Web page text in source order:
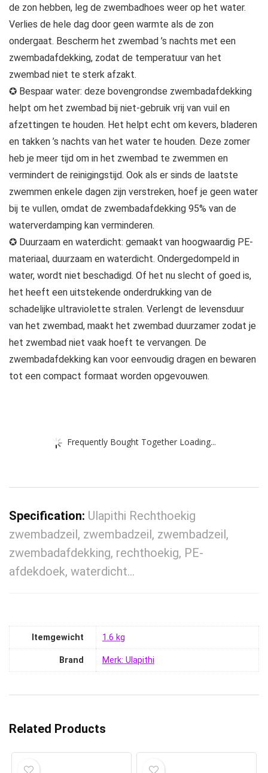
de zon hebben, leg de zwembadhoes weer op het water.
Verlies de hele dag door geen warmte als de zon
ondergaat. Bescherm het zwembad ’s nachts met een
zwembadafdekking, zodat de temperatuur van het
zwembad niet te sterk afzakt.
✪ Bespaar water: deze bovengrondse zwembadafdekking
helpt om het zwembad bij niet-gebruik vrij van vuil en
afzettingen te houden. Het helpt echt om kevers, bladeren
en takken ’s nachts van het water te houden. Deze zomer
heb je meer tijd om in het zwembad te zwemmen en
vermindert de reinigingstijd. Ook als er sinds de laatste
zwemmen enkele dagen zijn verstreken, hoef je geen water
bij te vullen, omdat de zwembadafdekking 95% van de
waterverdamping kan verminderen.
✪ Duurzaam en waterdicht: gemaakt van hoogwaardig PE-
materiaal, duurzaam en waterdicht. Ondergedompeld in
water, wordt niet beschadigd. Of het nu slecht of goed is,
het heeft een uitstekende onderdrukking van de
schadelijke ultraviolette stralen. Verlengt de levensduur
van het zwembad, maakt het zwembad duurzamer zodat je
het zwembad niet vaak hoeft te vervangen. De
zwembadafdekking kan voor eenvoudig dragen en bewaren
tot een compact formaat worden opgevouwen.
Frequently Bought Together Loading...
Specification: Ulapithi Rechthoekig
zwembadzeil, zwembadzeil, zwembadzeil,
zwembadafdekking, rechthoekig, PE-
afdekdoek, waterdicht…
Itemgewicht ‎1.6 kg
Brand Merk: Ulapithi
Related Products